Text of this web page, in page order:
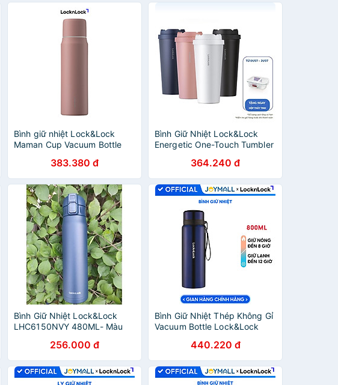
Bình giữ nhiệt Lock&Lock
Maman Cup Vacuum Bottle
383.380 đ
Bình Giữ Nhiệt Lock&Lock
Energetic One-Touch Tumbler
364.240 đ
Bình Giữ Nhiệt Lock&Lock
LHC6150NVY 480ML- Màu
256.000 đ
Bình Giữ Nhiệt Thép Không Gỉ
Vacuum Bottle Lock&Lock
440.220 đ